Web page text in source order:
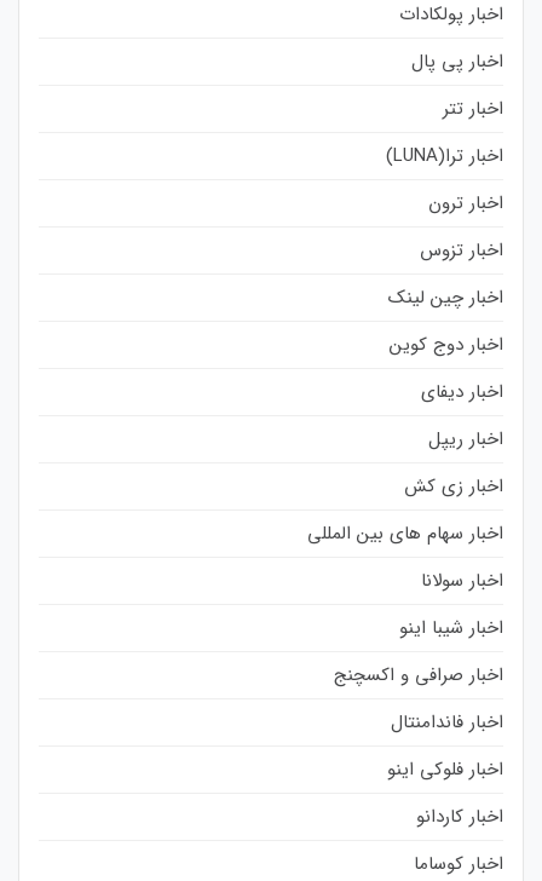
اخبار پولکادات
اخبار پی پال
اخبار تتر
اخبار ترا(LUNA)
اخبار ترون
اخبار تزوس
اخبار چین لینک
اخبار دوج کوین
اخبار دیفای
اخبار ریپل
اخبار زی کش
اخبار سهام های بین المللی
اخبار سولانا
اخبار شیبا اینو
اخبار صرافی و اکسچنج
اخبار فاندامنتال
اخبار فلوکی اینو
اخبار کاردانو
اخبار کوساما